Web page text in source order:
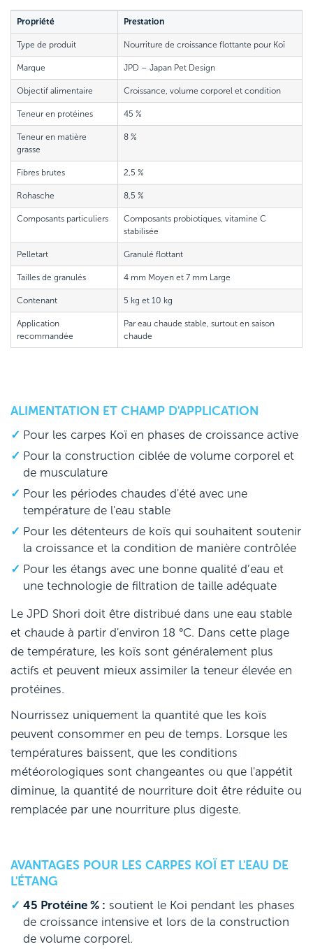
Propriété Prestation
Type de produit Nourriture de croissance flottante pour Koï
Marque JPD – Japan Pet Design
Objectif alimentaire Croissance, volume corporel et condition
Teneur en protéines 45 %
Teneur en matière
grasse
8 %
Fibres brutes 2,5 %
Rohasche 8,5 %
Composants particuliers
Composants probiotiques, vitamine C
stabilisée
Pelletart Granulé flottant
Tailles de granulés 4 mm Moyen et 7 mm Large
Contenant 5 kg et 10 kg
Application
recommandée
Par eau chaude stable, surtout en saison
chaude
ALIMENTATION ET CHAMP D'APPLICATION
Pour les carpes Koï en phases de croissance active
Pour la construction ciblée de volume corporel et
de musculature
Pour les périodes chaudes d'été avec une
température de l'eau stable
Pour les détenteurs de koïs qui souhaitent soutenir
la croissance et la condition de manière contrôlée
Pour les étangs avec une bonne qualité d’eau et
une technologie de filtration de taille adéquate
Le JPD Shori doit être distribué dans une eau stable
et chaude à partir d'environ 18 °C. Dans cette plage
de température, les koïs sont généralement plus
actifs et peuvent mieux assimiler la teneur élevée en
protéines.
Nourrissez uniquement la quantité que les koïs
peuvent consommer en peu de temps. Lorsque les
températures baissent, que les conditions
météorologiques sont changeantes ou que l'appétit
diminue, la quantité de nourriture doit être réduite ou
remplacée par une nourriture plus digeste.
AVANTAGES POUR LES CARPES KOÏ ET L'EAU DE
L'ÉTANG
45 Protéine % : soutient le Koi pendant les phases
de croissance intensive et lors de la construction
de volume corporel.